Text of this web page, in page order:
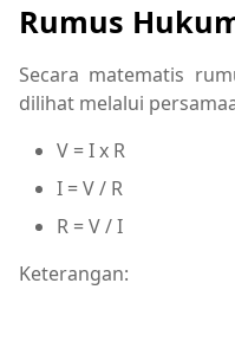
Rumus
Secara matematis
dilihat melalui
V = I x R
I = V / R
R = V / I
Keterangan: